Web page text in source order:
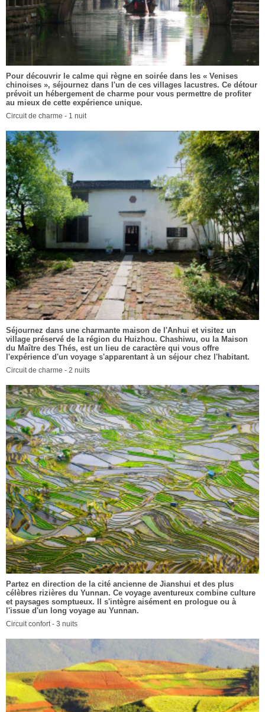
Pour découvrir le calme qui règne en soirée dans les « Venises
chinoises », séjournez dans l'un de ces villages lacustres. Ce détour
prévoit un hébergement de charme pour vous permettre de profiter
au mieux de cette expérience unique.
Circuit de charme - 1 nuit
Séjournez dans une charmante maison de l'Anhui et visitez un
village préservé de la région du Huizhou. Chashiwu, ou la Maison
du Maître des Thés, est un lieu de caractère qui vous offre
l'expérience d'un voyage s'apparentant à un séjour chez l'habitant.
Circuit de charme - 2 nuits
Partez en direction de la cité ancienne de Jianshui et des plus
célèbres rizières du Yunnan. Ce voyage aventureux combine culture
et paysages somptueux. Il s'intègre aisément en prologue ou à
l'issue d'un long voyage au Yunnan.
Circuit confort - 3 nuits